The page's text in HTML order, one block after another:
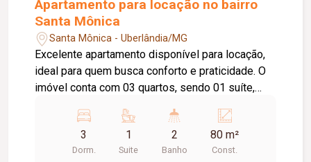
Apartamento para locação no bairro
Santa Mônica
Santa Mônica - Uberlândia/MG
Excelente apartamento disponível para locação,
ideal para quem busca conforto e praticidade. O
imóvel conta com 03 quartos, sendo 01 suíte,
área de serviço e 01 vaga de estacionamento.
Ambientes bem distribuídos, proporcionando
funcionalidade e comodidade para toda a família.
3
Dorm.
1
Suite
2
Banho
80 m²
Const.